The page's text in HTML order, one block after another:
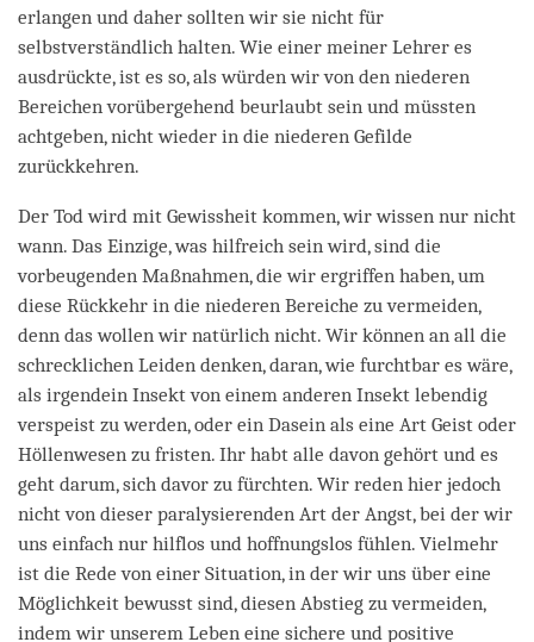
erlangen und daher sollten wir sie nicht für
selbstverständlich halten. Wie einer meiner Lehrer es
ausdrückte, ist es so, als würden wir von den niederen
Bereichen vorübergehend beurlaubt sein und müssten
achtgeben, nicht wieder in die niederen Gefilde
zurückkehren.
Der Tod wird mit Gewissheit kommen, wir wissen nur nicht
wann. Das Einzige, was hilfreich sein wird, sind die
vorbeugenden Maßnahmen, die wir ergriffen haben, um
diese Rückkehr in die niederen Bereiche zu vermeiden,
denn das wollen wir natürlich nicht. Wir können an all die
schrecklichen Leiden denken, daran, wie furchtbar es wäre,
als irgendein Insekt von einem anderen Insekt lebendig
verspeist zu werden, oder ein Dasein als eine Art Geist oder
Höllenwesen zu fristen. Ihr habt alle davon gehört und es
geht darum, sich davor zu fürchten. Wir reden hier jedoch
nicht von dieser paralysierenden Art der Angst, bei der wir
uns einfach nur hilflos und hoffnungslos fühlen. Vielmehr
ist die Rede von einer Situation, in der wir uns über eine
Möglichkeit bewusst sind, diesen Abstieg zu vermeiden,
indem wir unserem Leben eine sichere und positive